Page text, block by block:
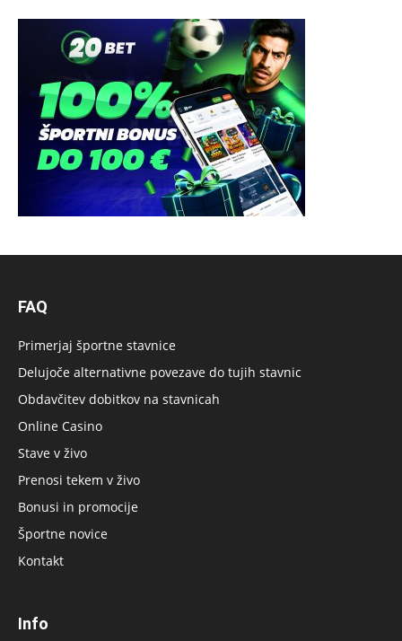
FAQ
Primerjaj športne stavnice
Delujoče alternativne povezave do tujih stavnic
Obdavčitev dobitkov na stavnicah
Online Casino
Stave v živo
Prenosi tekem v živo
Bonusi in promocije
Športne novice
Kontakt
Info